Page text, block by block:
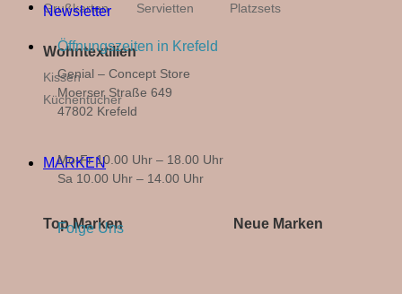
Grußkarten Servietten Platzsets
Wohntextilien
Kissen
Küchentücher
MARKEN
Top Marken Neue Marken
Newsletter
Öffnungszeiten in Krefeld
Genial – Concept Store
Moerser Straße 649
47802 Krefeld
Mo-Fr 10.00 Uhr – 18.00 Uhr
Sa 10.00 Uhr – 14.00 Uhr
Folge Uns